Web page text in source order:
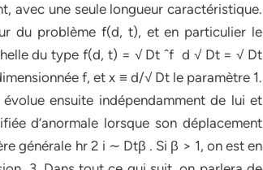
avec une seule longueur caractéristique.
du problème f(d, t), et en particulier le
du type f(d, t) = √ Dt ˆf d √ Dt = √ Dt
f, et x ≡ d/√ Dt le paramètre 1.
ensuite indépendamment de lui et
d’anormale lorsque son déplacement
générale hr 2 i ∼ Dtβ . Si β > 1, on est en